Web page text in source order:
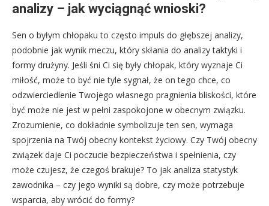
analizy – jak wyciągnąć wnioski?
Sen o byłym chłopaku to często impuls do głębszej analizy,
podobnie jak wynik meczu, który skłania do analizy taktyki i
formy drużyny. Jeśli śni Ci się były chłopak, który wyznaje Ci
miłość, może to być nie tyle sygnał, że on tego chce, co
odzwierciedlenie Twojego własnego pragnienia bliskości, które
być może nie jest w pełni zaspokojone w obecnym związku.
Zrozumienie, co dokładnie symbolizuje ten sen, wymaga
spojrzenia na Twój obecny kontekst życiowy. Czy Twój obecny
związek daje Ci poczucie bezpieczeństwa i spełnienia, czy
może czujesz, że czegoś brakuje? To jak analiza statystyk
zawodnika – czy jego wyniki są dobre, czy może potrzebuje
wsparcia, aby wrócić do formy?